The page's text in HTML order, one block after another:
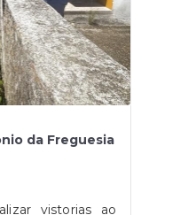
da Freguesia
vistorias ao